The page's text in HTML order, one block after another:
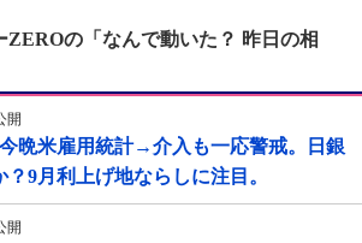
の「なんで動いた？ 昨日の相
開
今晩米雇用統計→介入も一応警戒。日銀
9月利上げ地ならしに注目。
開